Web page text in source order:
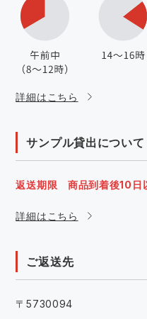
詳細はこちら
サンプル貸出について
返送期限 商品到着後10日
詳細はこちら
ご返送先
〒5730094